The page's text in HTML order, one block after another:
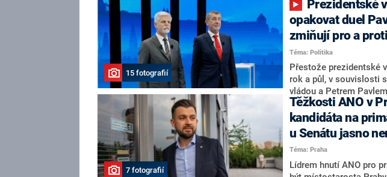
ministryně
rozhovoru pro CNN
ohledně politického
Tejce (za ANO) či
práva Taťány Malé
adresu vlády prý byla
vrátila k volební
hnutí Naše Česko
15 fotografií
opakovat duel
zmiňují pro a proti
Téma: Politika
Přestože prezidentské
rok a půl, v souvislosti
vládou a Petrem
tom, koho by do bitvy
koalice. Někteří
jméno premiéra
pravděpodobné, že se
bude znovu opakovat
7 fotografií
Těžkosti ANO v
kandidáta na
u Senátu jasno
Téma: Praha
Lídrem hnutí ANO pro